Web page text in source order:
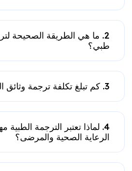
2. ما هي الطريقة الصحيحة
طبي؟
3. كم تبلغ تكلفة ترجمة وثائق الرعاية الصحية؟
4. لماذا تعتبر الترجمة
الرعاية الصحية والمرضى؟